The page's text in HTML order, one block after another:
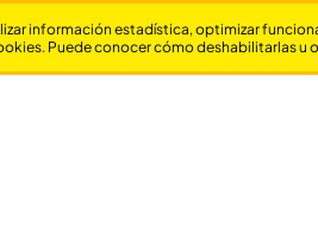
información estadística, optimizar
Puede conocer cómo deshabilitarlas u